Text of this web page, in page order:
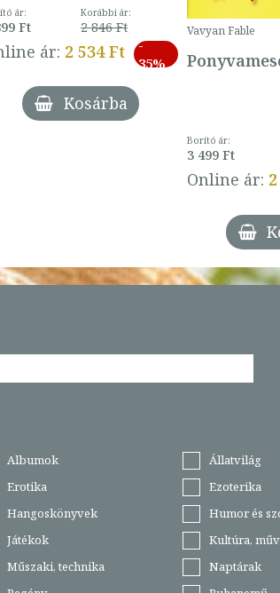
ár:
Ft
Korábbi ár:
2 846 Ft
ár: 2 534 Ft
-
35%
Kosárba
Vavyan Fable
Borító ár:
3 499 Ft
Online ár:
Albumok Állatvilág
Erotika Ezoterika
Hangoskönyvek Humor és
Játékok Kultúra,
Műszaki, technika Naptárak